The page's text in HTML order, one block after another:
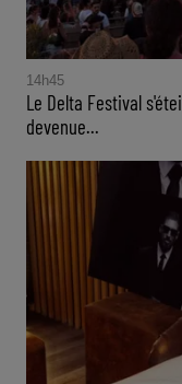
14h45
Le Delta Festival
devenue...